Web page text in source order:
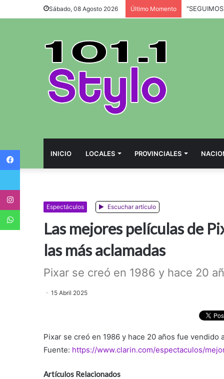
Sábado, 08 Agosto 2026 Último Momento
INICIO LOCALES PROVINCIALES
Espectáculos Escuchar artículo
Las mejores películas de
las más aclamadas
Pixar se creó en 1986 y hace 20
15 Abril 2025
Pixar se creó en 1986 y hace 20 años fue vendido
Fuente: https://www.clarin.com/espectaculos/
Artículos Relacionados
Twitter
WhatsApp